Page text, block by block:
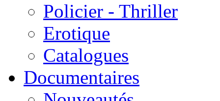
Policier - Thriller
Erotique
Catalogues
Documentaires